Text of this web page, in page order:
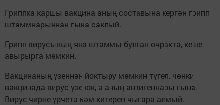
Гриппка каршы вакцина аның составына кергән грипп
штаммнарыннан гына саклый.
Грипп вирусының яңа штаммы булган очракта, кеше
авырырга мөмкин.
Вакцинаның үзеннән йоктыру мөмкин түгел, чөнки
вакцинада вирус үзе юк, ә аның антигеннары гына.
Вирус чирне үрчетә һәм китереп чыгара алмый.